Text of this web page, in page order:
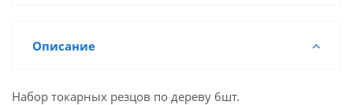
Описание
Набор токарных резцов по дереву 6шт.